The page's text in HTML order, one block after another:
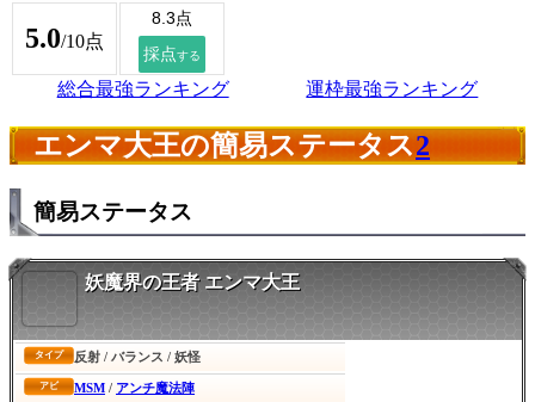
5.0/10点
総合最強ランキング 運枠最強ランキング
エンマ大王の簡易ステータス2
簡易ステータス
妖魔界の王者 エンマ大王
タイプ 反射 / バランス / 妖怪
アビ MSM / アンチ魔法陣